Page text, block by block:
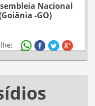
Nacional
-GO)